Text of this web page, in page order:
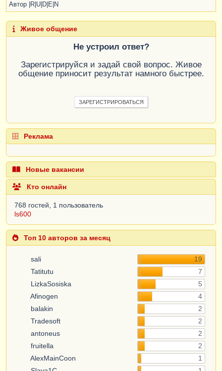
Автор |R|U|D|E|N
Живое общение
Не устроил ответ?
Зарегистрируйся и задай свой вопрос. Живое
общение приносит результат намного быстрее.
ЗАРЕГИСТРИРОВАТЬСЯ
Реклама
Новые вакансии
Кто онлайн
768 гостей, 1 пользователь
ls600
Топ 10 авторов за месяц
sali
19
Tatitutu
7
LizkaSosiska
5
Afinogen
4
balakin
2
Tradesoft
2
antoneus
2
fruitella
2
AlexMainCoon
1